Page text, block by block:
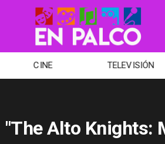
CINE TELEVISIÓN
"The Alto Knights: